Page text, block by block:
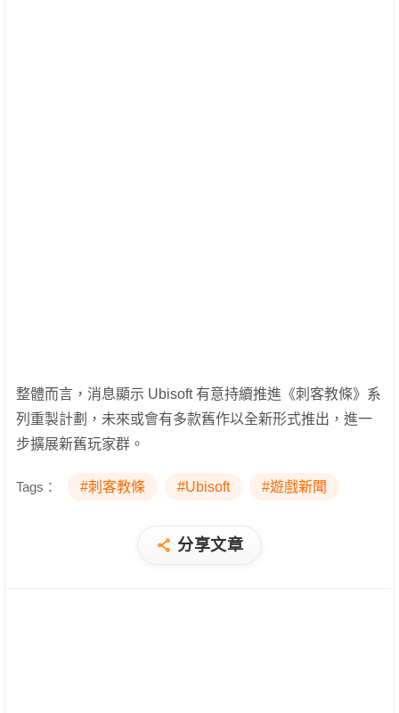
整體而言，消息顯示 Ubisoft 有意持續推進《刺客教條》系
列重製計劃，未來或會有多款舊作以全新形式推出，進一
步擴展新舊玩家群。
Tags： #刺客教條 #Ubisoft #遊戲新聞
分享文章